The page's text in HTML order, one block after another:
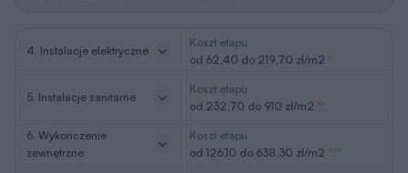
4. Instalacje elektryczne
Koszt etapu
od 62,40 do 219,70 zł/m2 *
5. Instalacje sanitarne
Koszt etapu
od 232,70 do 910 zł/m2 **
6. Wykończenie
zewnętrzne
Koszt etapu
od 126,10 do 638,30 zł/m2 ***